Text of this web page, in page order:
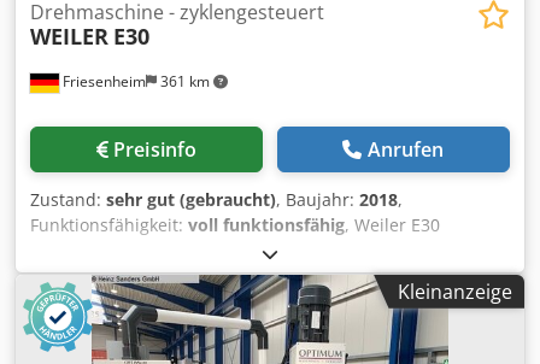
Friesenheim 361 km
Drehmaschine - zyklengesteuert
WEILER E30
Preisinfo Anrufen
Zustand: sehr gut (gebraucht), Baujahr: 2018,
Funktionsfähigkeit: voll funktionsfähig, Weiler E30
Präzisions Drehmaschine Hersteller: Weiler Typ: E30
Baujahr: 2018 Zustand: gebraucht, unter Strom,
vorführbereit Cjdpfx Amjy Uzgbjusrf Einschaltstunden:
8.500h Lieferumfang: - Dokumentation - Maschinenfüße -
Kühlmittelanlage - Maschinenlampe - Dreibackenfutter - 8-
Kleinanzeige